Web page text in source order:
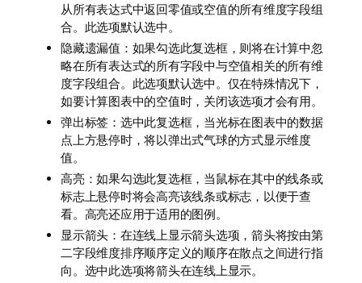
从所有表达式中返回零值或空值的所有维度字段组
合。此选项默认选中。
隐藏遗漏值：如果勾选此复选框，则将在计算中忽
略在所有表达式的所有字段中与空值相关的所有维
度字段组合。此选项默认选中。仅在特殊情况下，
如要计算图表中的空值时，关闭该选项才会有用。
弹出标签：选中此复选框，当光标在图表中的数据
点上方悬停时，将以弹出式气球的方式显示维度
值。
高亮：如果勾选此复选框，当鼠标在其中的线条或
标志上悬停时将会高亮该线条或标志，以便于查
看。高亮还应用于适用的图例。
显示箭头：在连线上显示箭头选项，箭头将按由第
二字段维度排序顺序定义的顺序在散点之间进行指
向。选中此选项将箭头在连线上显示。